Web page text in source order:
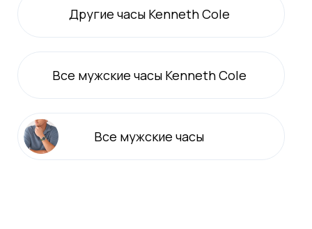
Другие часы Kenneth Cole
Все мужские часы Kenneth Cole
Все мужские часы